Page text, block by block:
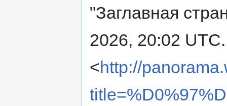
"Заглавная
2026, 20:02
<http://